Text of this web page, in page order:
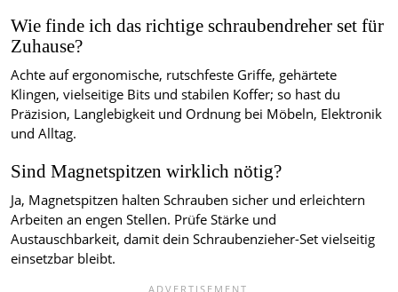
Wie finde ich das richtige schraubendreher set für
Zuhause?
Achte auf ergonomische, rutschfeste Griffe, gehärtete
Klingen, vielseitige Bits und stabilen Koffer; so hast du
Präzision, Langlebigkeit und Ordnung bei Möbeln, Elektronik
und Alltag.
Sind Magnetspitzen wirklich nötig?
Ja, Magnetspitzen halten Schrauben sicher und erleichtern
Arbeiten an engen Stellen. Prüfe Stärke und
Austauschbarkeit, damit dein Schraubenzieher-Set vielseitig
einsetzbar bleibt.